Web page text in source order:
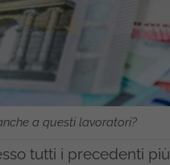
a questi lavoratori?
tutti i precedenti più